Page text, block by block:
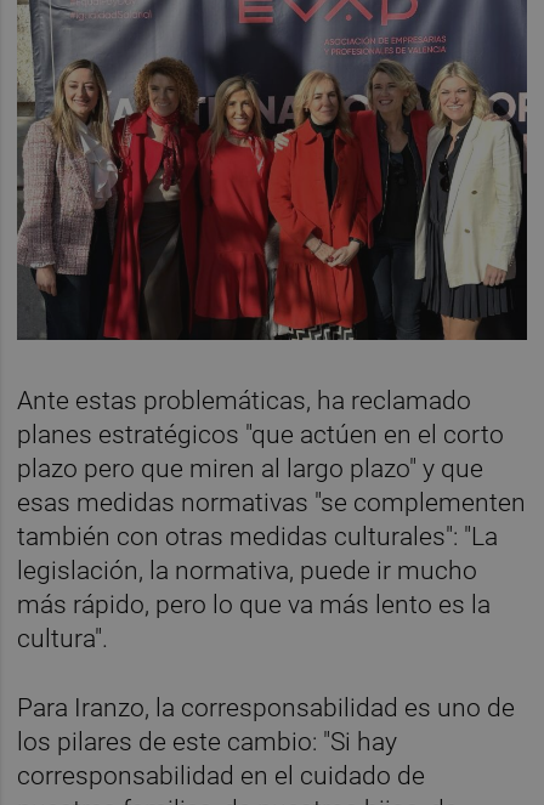
Ante estas problemáticas, ha reclamado
planes estratégicos "que actúen en el corto
plazo pero que miren al largo plazo" y que
esas medidas normativas "se complementen
también con otras medidas culturales": "La
legislación, la normativa, puede ir mucho
más rápido, pero lo que va más lento es la
cultura".
Para Iranzo, la corresponsabilidad es uno de
los pilares de este cambio: "Si hay
corresponsabilidad en el cuidado de